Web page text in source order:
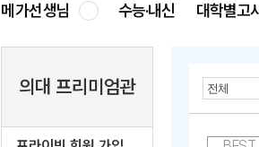
메가선생님 수능·내신 대학별고
의대 프리미엄관